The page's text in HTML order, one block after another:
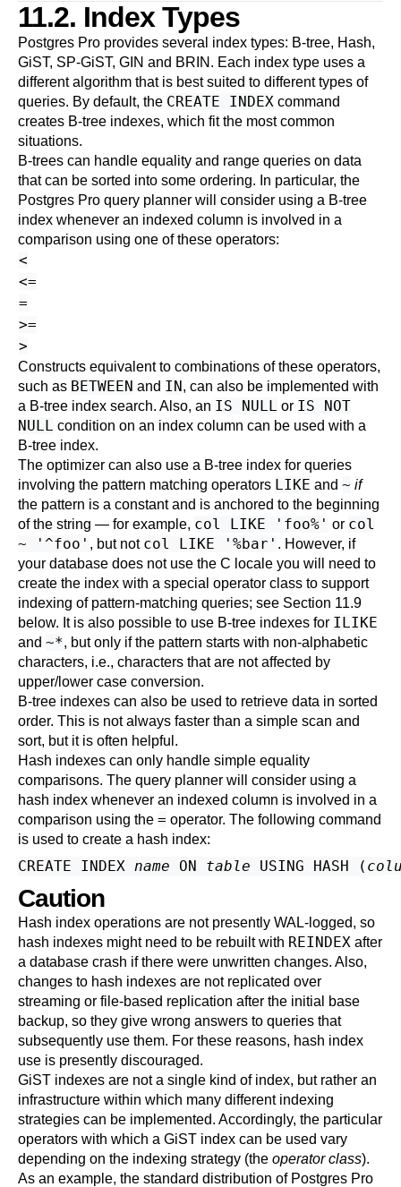
11.2. Index Types
Postgres Pro provides several index types: B-tree, Hash,
GiST, SP-GiST, GIN and BRIN. Each index type uses a
different algorithm that is best suited to different types of
queries. By default, the CREATE INDEX command
creates B-tree indexes, which fit the most common
situations.
B-trees can handle equality and range queries on data
that can be sorted into some ordering. In particular, the
Postgres Pro query planner will consider using a B-tree
index whenever an indexed column is involved in a
comparison using one of these operators:
<
<=
=
>=
>
Constructs equivalent to combinations of these operators,
such as BETWEEN and IN, can also be implemented with
a B-tree index search. Also, an IS NULL or IS NOT
NULL condition on an index column can be used with a
B-tree index.
The optimizer can also use a B-tree index for queries
involving the pattern matching operators LIKE and ~ if
the pattern is a constant and is anchored to the beginning
of the string — for example, col LIKE 'foo%' or col
~ '^foo' , but not col LIKE '%bar' . However, if
your database does not use the C locale you will need to
create the index with a special operator class to support
indexing of pattern-matching queries; see Section 11.9
below. It is also possible to use B-tree indexes for ILIKE
and ~*, but only if the pattern starts with non-alphabetic
characters, i.e., characters that are not affected by
upper/lower case conversion.
B-tree indexes can also be used to retrieve data in sorted
order. This is not always faster than a simple scan and
sort, but it is often helpful.
Hash indexes can only handle simple equality
comparisons. The query planner will consider using a
hash index whenever an indexed column is involved in a
comparison using the = operator. The following command
is used to create a hash index:
CREATE INDEX name ON table USING HASH (
Caution
Hash index operations are not presently WAL-logged, so
hash indexes might need to be rebuilt with REINDEX after
a database crash if there were unwritten changes. Also,
changes to hash indexes are not replicated over
streaming or file-based replication after the initial base
backup, so they give wrong answers to queries that
subsequently use them. For these reasons, hash index
use is presently discouraged.
GiST indexes are not a single kind of index, but rather an
infrastructure within which many different indexing
strategies can be implemented. Accordingly, the particular
operators with which a GiST index can be used vary
depending on the indexing strategy (the operator class).
As an example, the standard distribution of Postgres Pro